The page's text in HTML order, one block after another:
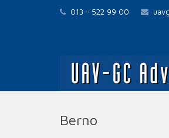
013 - 522 99 00
Berno